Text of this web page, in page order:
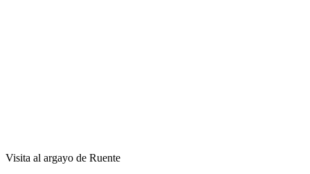
Visita al argayo de Ruente